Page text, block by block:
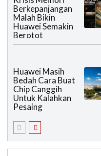
Berkepanjangan
Malah Bikin
Huawei Semakin
Berotot
Huawei Masih
Bedah Cara Buat
Chip Canggih
Untuk Kalahkan
Pesaing